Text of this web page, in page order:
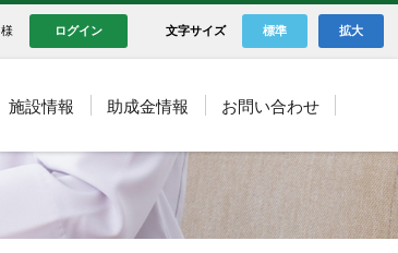
拡大
標準
文字サイズ
ログイン
様
施設情報 助成金情報 お問い合わせ